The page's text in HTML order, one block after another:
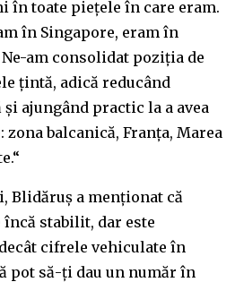
în toate piețele în care eram.
în Singapore, eram în
am consolidat poziția de
țintă, adică reducând
ajungând practic la a avea
balcanică, Franța, Marea
Blidăruș a menționat că
stabilit, dar este
cifrele vehiculate în
pot să-ți dau un număr în